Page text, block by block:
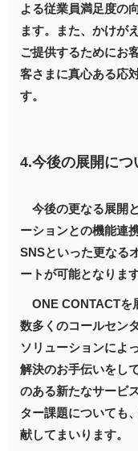
よる従業員満足度の
ます。また、かけが
ご提供するためにお
客さまに真心ある応
す。
4.今後の展開につ
今後の更なる展開
ーションとの機能連
SNSといった更なる
ートが可能となります
ONE CONTACTを
数多くのコールセン
ソリューションによ
解決のお手伝いをし
のある新たなサービ
ター課題についても
献してまいります。